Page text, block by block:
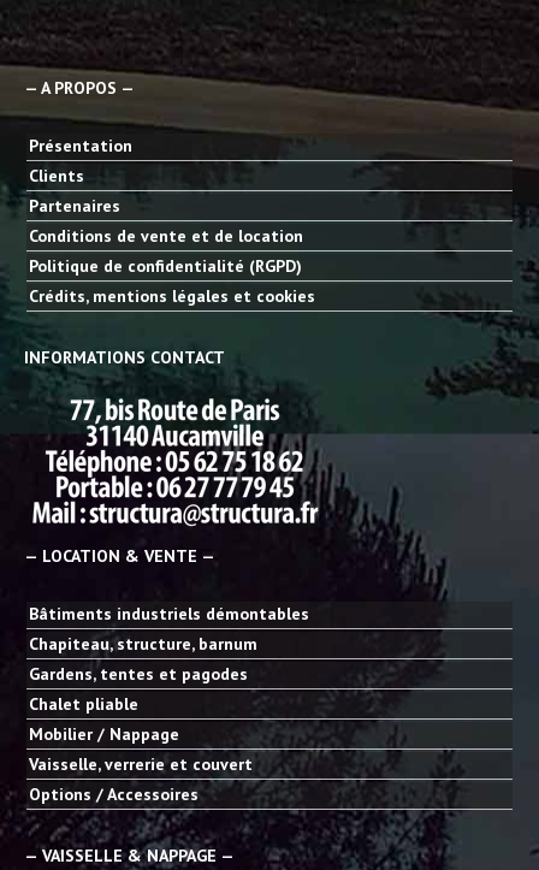
— A PROPOS —
Présentation
Clients
Partenaires
Conditions de vente et de location
Politique de confidentialité (RGPD)
Crédits, mentions légales et cookies
INFORMATIONS CONTACT
— LOCATION & VENTE —
Bâtiments industriels démontables
Chapiteau, structure, barnum
Gardens, tentes et pagodes
Chalet pliable
Mobilier / Nappage
Vaisselle, verrerie et couvert
Options / Accessoires
— VAISSELLE & NAPPAGE —